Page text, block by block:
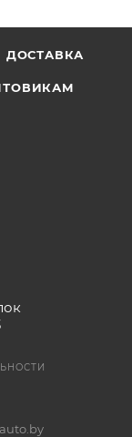
ДОСТАВКА